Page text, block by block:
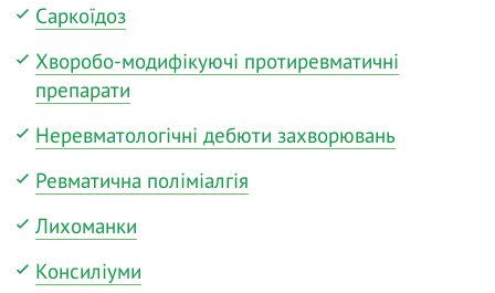
Саркоїдоз
Хворобо-модифікуючі протиревматичні
препарати
Неревматологічні дебюти захворювань
Ревматична поліміалгія
Лихоманки
Консиліуми